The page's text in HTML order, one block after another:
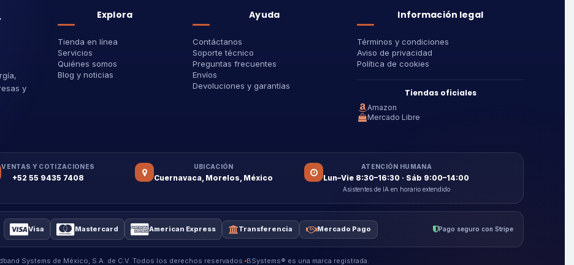
y
Explora
Tienda en línea
Servicios
Quiénes somos
Blog y noticias
Ayuda
Contáctanos
Soporte técnico
Preguntas frecuentes
Envíos
Devoluciones y garantías
Información legal
Términos y condiciones
Aviso de privacidad
Política de cookies
Tiendas oficiales
Amazon
Mercado Libre
VENTAS Y COTIZACIONES
+52 55 9435 7408
UBICACIÓN
Cuernavaca, Morelos, México
ATENCIÓN HUMANA
Lun–Vie 8:30–16:30 · Sáb 9:00–14:00
Asistentes de IA en horario extendido
Visa Mastercard American Express Transferencia Mercado Pago Pago seguro con Stripe
Systems de México, S.A. de C.V. Todos los derechos reservados. BSystems® es una marca registrada.